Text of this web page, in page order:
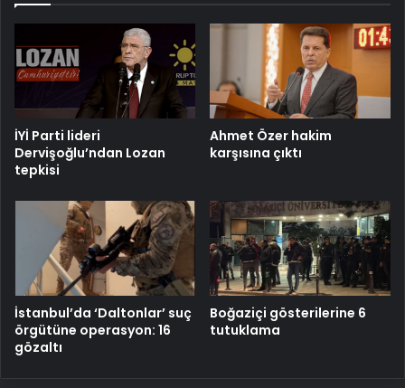
İYİ Parti lideri
Dervişoğlu’ndan Lozan
tepkisi
Ahmet Özer hakim
karşısına çıktı
İstanbul’da ‘Daltonlar’ suç
örgütüne operasyon: 16
gözaltı
Boğaziçi gösterilerine 6
tutuklama